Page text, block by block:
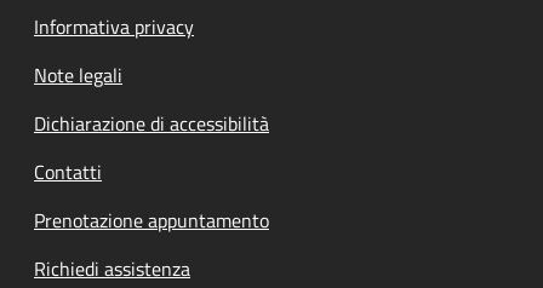
Informativa privacy
Note legali
Dichiarazione di accessibilità
Contatti
Prenotazione appuntamento
Richiedi assistenza